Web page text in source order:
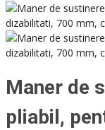
Maner de
pliabil,